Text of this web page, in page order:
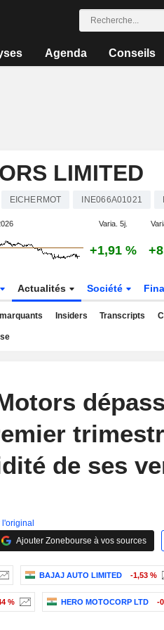
Agenda Conseils
LIMITED
EICHERMOT INE066A01021
Varia. 5j.
+1,91 %
Actualités Société
Insiders Transcripts
de ses
l'original
Ajouter Zonebourse à vos sources
BAJAJ AUTO LIMITED -1,53 %
% HERO MOTOCORP LTD -